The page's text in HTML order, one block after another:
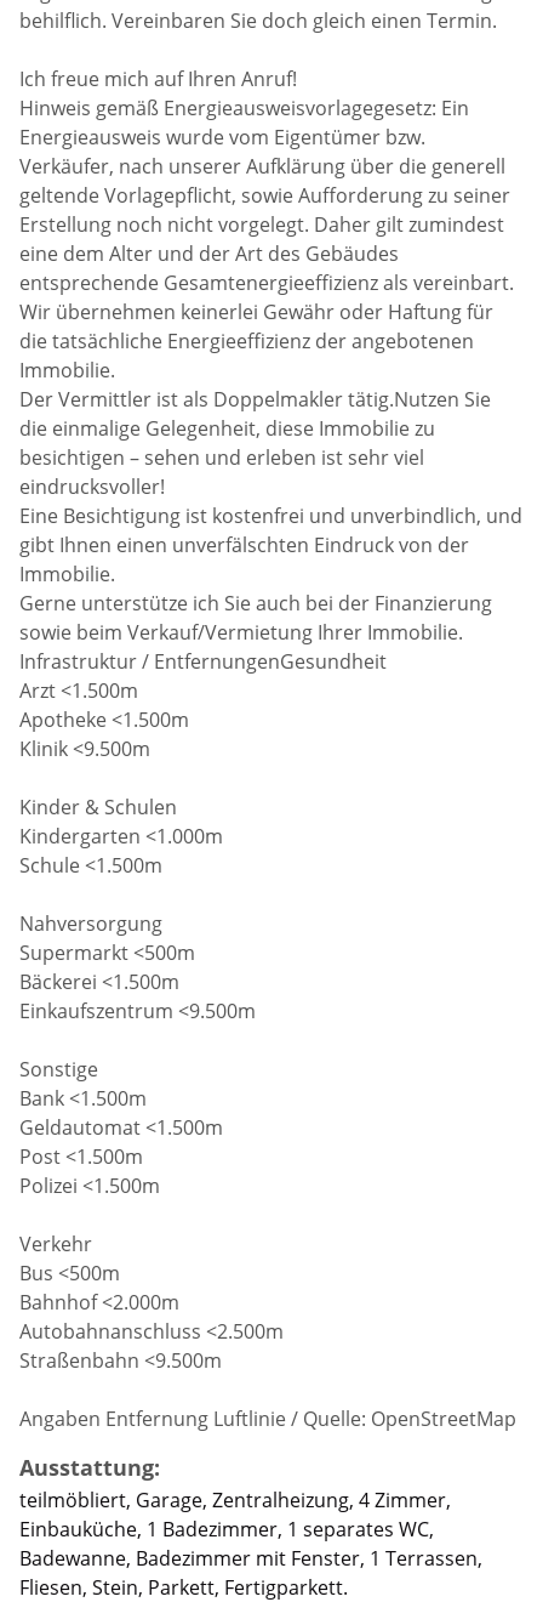
behilflich. Vereinbaren Sie doch gleich einen Termin.
Ich freue mich auf Ihren Anruf!
Hinweis gemäß Energieausweisvorlagegesetz: Ein
Energieausweis wurde vom Eigentümer bzw.
Verkäufer, nach unserer Aufklärung über die generell
geltende Vorlagepflicht, sowie Aufforderung zu seiner
Erstellung noch nicht vorgelegt. Daher gilt zumindest
eine dem Alter und der Art des Gebäudes
entsprechende Gesamtenergieeffizienz als vereinbart.
Wir übernehmen keinerlei Gewähr oder Haftung für
die tatsächliche Energieeffizienz der angebotenen
Immobilie.
Der Vermittler ist als Doppelmakler tätig.Nutzen Sie
die einmalige Gelegenheit, diese Immobilie zu
besichtigen – sehen und erleben ist sehr viel
eindrucksvoller!
Eine Besichtigung ist kostenfrei und unverbindlich, und
gibt Ihnen einen unverfälschten Eindruck von der
Immobilie.
Gerne unterstütze ich Sie auch bei der Finanzierung
sowie beim Verkauf/Vermietung Ihrer Immobilie.
Infrastruktur / EntfernungenGesundheit
Arzt <1.500m
Apotheke <1.500m
Klinik <9.500m
Kinder & Schulen
Kindergarten <1.000m
Schule <1.500m
Nahversorgung
Supermarkt <500m
Bäckerei <1.500m
Einkaufszentrum <9.500m
Sonstige
Bank <1.500m
Geldautomat <1.500m
Post <1.500m
Polizei <1.500m
Verkehr
Bus <500m
Bahnhof <2.000m
Autobahnanschluss <2.500m
Straßenbahn <9.500m
Angaben Entfernung Luftlinie / Quelle: OpenStreetMap
Ausstattung:
teilmöbliert, Garage, Zentralheizung, 4 Zimmer,
Einbauküche, 1 Badezimmer, 1 separates WC,
Badewanne, Badezimmer mit Fenster, 1 Terrassen,
Fliesen, Stein, Parkett, Fertigparkett.